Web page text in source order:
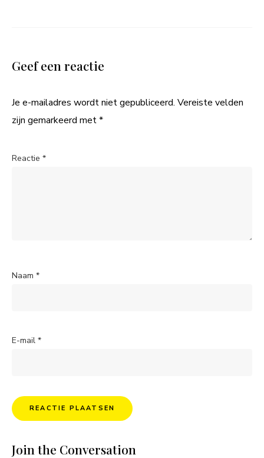
Geef een reactie
Je e-mailadres wordt niet gepubliceerd. Vereiste velden
zijn gemarkeerd met*
Reactie *
Naam *
E-mail *
Join the Conversation